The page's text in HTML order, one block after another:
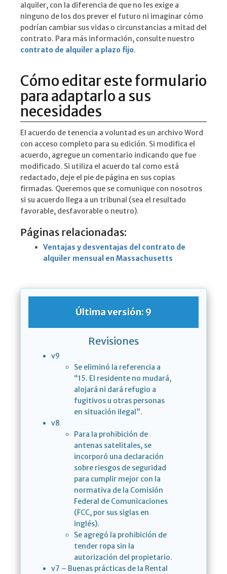
alquiler, con la diferencia de que no les exige a
ninguno de los dos prever el futuro ni imaginar cómo
podrían cambiar sus vidas o circunstancias a mitad del
contrato. Para más información, consulte nuestro
contrato de alquiler a plazo fijo.
Cómo editar este formulario
para adaptarlo a sus
necesidades
El acuerdo de tenencia a voluntad es un archivo Word
con acceso completo para su edición. Si modifica el
acuerdo, agregue un comentario indicando que fue
modificado. Si utiliza el acuerdo tal como está
redactado, deje el pie de página en sus copias
firmadas. Queremos que se comunique con nosotros
si su acuerdo llega a un tribunal (sea el resultado
favorable, desfavorable o neutro).
Páginas relacionadas:
Ventajas y desventajas del contrato de
alquiler mensual en Massachusetts
Última versión: 9
Revisiones
v9
Se eliminó la referencia a
“15. El residente no mudará,
alojará ni dará refugio a
fugitivos u otras personas
en situación ilegal”.
v8
Para la prohibición de
antenas satelitales, se
incorporó una declaración
sobre riesgos de seguridad
para cumplir mejor con la
normativa de la Comisión
Federal de Comunicaciones
(FCC, por sus siglas en
inglés).
Se agregó la prohibición de
tender ropa sin la
autorización del propietario.
v7 – Buenas prácticas de la Rental